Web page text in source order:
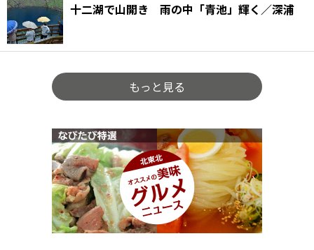
十二湖で山開き 雨の中「青池」輝く／深浦
もっと見る